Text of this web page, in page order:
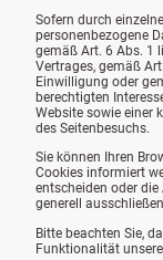
Sofern durch
personenbezogene
gemäß Art. 6 Abs. 1
Vertrages, gemäß
Einwilligung oder
berechtigten
Website sowie einer
des Seitenbesuchs.
Sie können Ihren
Cookies informiert
entscheiden oder
generell
Bitte beachten Sie,
Funktionalität